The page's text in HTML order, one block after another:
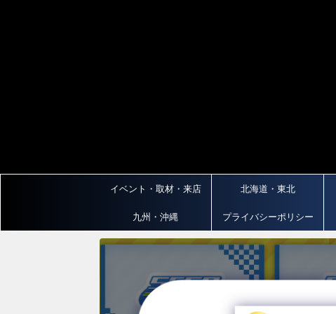
イベント・取材・来店 北海道・東北
九州・沖縄 プライバシーポリシー